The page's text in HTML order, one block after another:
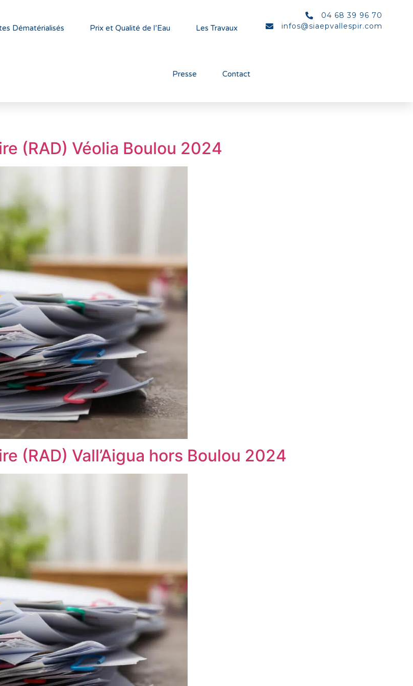
Dématérialisés Prix et Qualité de l’Eau Les Travaux
Presse Contact
04 68 39 96 70
infos@siaepvallespir.com
(RAD) Véolia Boulou 2024
(RAD) Vall’Aigua hors Boulou 2024